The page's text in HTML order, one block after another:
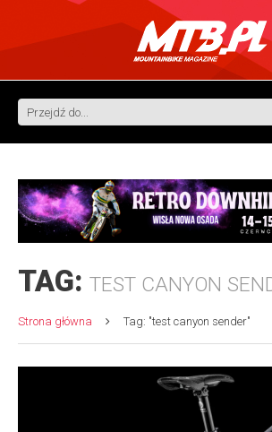
TAG: TEST CANYON
Strona główna Tag: "test canyon sender"